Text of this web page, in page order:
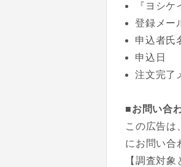
『ヨシ
登録メー
申込者氏
申込日
注文完了
■お問い合
この広告は
にお問い合
【調査対